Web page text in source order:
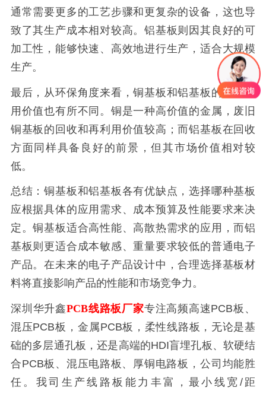
通常需要更多的工艺步骤和更复杂的设备，这也导
致了其生产成本相对较高。铝基板则因其良好的可
加工性，能够快速、高效地进行生产，适合大规模
生产。
最后，从环保角度来看，铜基板和铝基板的回收利
用价值也有所不同。铜是一种高价值的金属，废旧
铜基板的回收和再利用价值较高；而铝基板在回收
方面同样具备良好的前景，但其市场价值相对较
低。
总结：铜基板和铝基板各有优缺点，选择哪种基板
应根据具体的应用需求、成本预算及性能要求来决
定。铜基板适合高性能、高散热需求的应用，而铝
基板则更适合成本敏感、重量要求较低的普通电子
产品。在未来的电子产品设计中，合理选择基板材
料将直接影响产品的性能和市场竞争力。
深圳华升鑫PCB线路板厂家专注高频高速PCB板、
混压PCB板‌，金属PCB板，柔性线路板，无论是基
础的‌多层通孔板‌，还是高端的‌HDI盲埋孔板、软硬结
合PCB板、混压电路板、厚铜电路板‌，公司均能胜
任。我司生产线路板能力丰富，最小线宽/距